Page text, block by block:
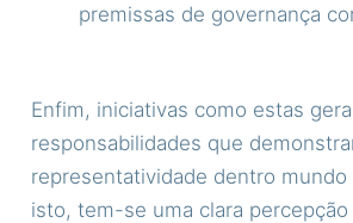
premissas de governança
Enfim, iniciativas como estas
responsabilidades que
representatividade dentro
isto, tem-se uma clara percepção